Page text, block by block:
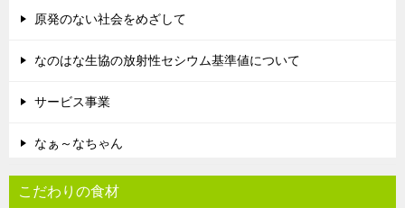
原発のない社会をめざして
なのはな生協の放射性セシウム基準値について
サービス事業
なぁ～なちゃん
こだわりの食材